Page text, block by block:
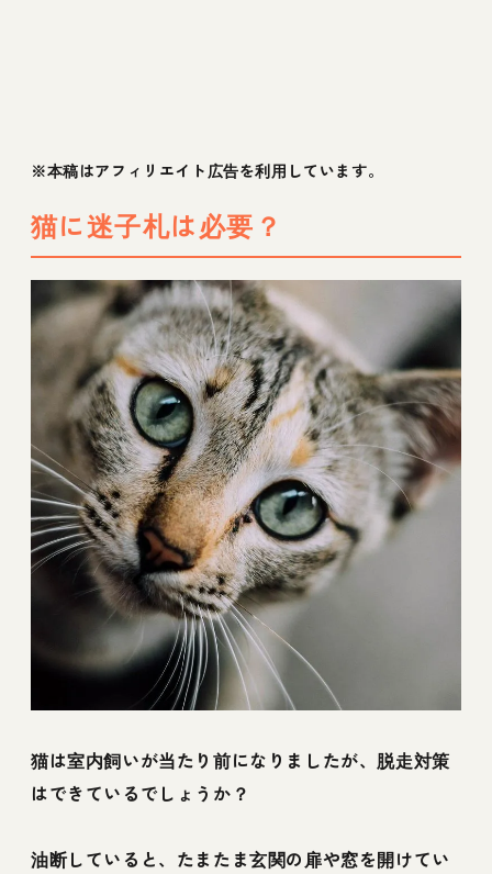
※本稿はアフィリエイト広告を利用しています。
猫に迷子札は必要？
猫は室内飼いが当たり前になりましたが、脱走対策
はできているでしょうか？
油断していると、たまたま玄関の扉や窓を開けてい